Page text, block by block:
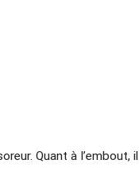
Quant à l’embout, il